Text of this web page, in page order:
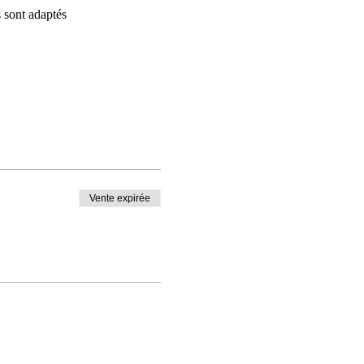
-	S’améliorer dans la gestion de ses missions et gagner en compétences grâce à des outils qui vous sont adaptés
Vente expirée